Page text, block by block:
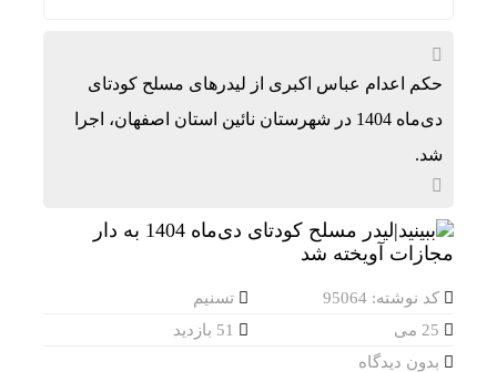
حکم اعدام عباس اکبری از لیدرهای مسلح کودتای
دی‌ماه 1404 در شهرستان نائین استان اصفهان، اجرا
شد.
کد نوشته: 95064
تسنیم
بدون دیدگاه